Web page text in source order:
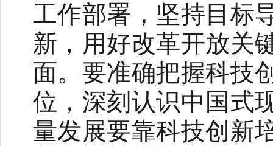
工作部署，坚持目标
新，用好改革开放关
面。要准确把握科技
位，深刻认识中国式
量发展要靠科技创新